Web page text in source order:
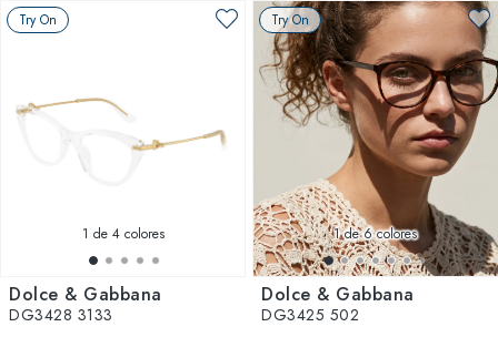
Try On
1 de 4 colores
Dolce & Gabbana
DG3428 3133
Try On
1de 6 colores
Dolce & Gabbana
DG3425 502